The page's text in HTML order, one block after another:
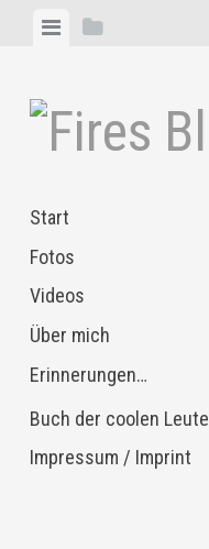
MenüSeitenleiste
Start
Fotos
Videos
Über mich
Erinnerungen…
Buch der coolen Leute
Impressum / Imprint